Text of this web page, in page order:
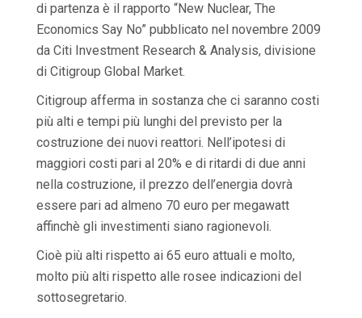
di partenza è il rapporto “New Nuclear, The
Economics Say No” pubblicato nel novembre 2009
da Citi Investment Research & Analysis, divisione
di Citigroup Global Market.
Citigroup afferma in sostanza che ci saranno costi
più alti e tempi più lunghi del previsto per la
costruzione dei nuovi reattori. Nell’ipotesi di
maggiori costi pari al 20% e di ritardi di due anni
nella costruzione, il prezzo dell’energia dovrà
essere pari ad almeno 70 euro per megawatt
affinchè gli investimenti siano ragionevoli.
Cioè più alti rispetto ai 65 euro attuali e molto,
molto più alti rispetto alle rosee indicazioni del
sottosegretario.